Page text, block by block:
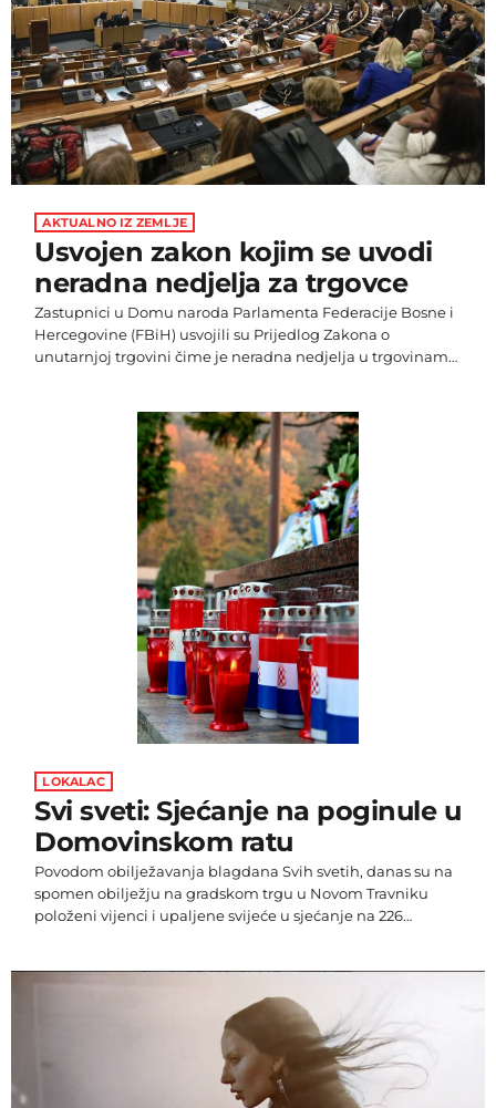
AKTUALNO IZ ZEMLJE
Usvojen zakon kojim se uvodi
neradna nedjelja za trgovce
Zastupnici u Domu naroda Parlamenta Federacije Bosne i
Hercegovine (FBiH) usvojili su Prijedlog Zakona o
unutarnjoj trgovini čime je neradna nedjelja u trgovinama
troje. Zakon će na snagu stupiti osam dana nakon
objavljivanja Službenim novinama FBiH. Bitno je
spomenuti član 131. ovog Zakona prema kojem su trgovci
dužni uskladiti rad […]
LOKALAC
Svi sveti: Sjećanje na poginule u
Domovinskom ratu
Povodom obilježavanja blagdana Svih svetih, danas su na
spomen obilježju na gradskom trgu u Novom Travniku
položeni vijenci i upaljene svijeće u sjećanje na 226
obitelji poginulih, Predstavnici vojske, Udruge proistekle iz
Domovinskog rata, predstavnici Općine, predstavnici
političkih stranaka te građani Novog Travnika.